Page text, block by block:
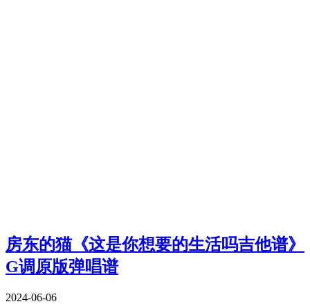
房东的猫《这是你想要的生活吗吉他谱》
G调原版弹唱谱
2024-06-06